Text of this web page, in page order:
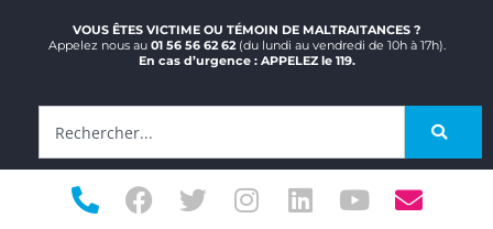
VOUS ÊTES VICTIME OU TÉMOIN DE MALTRAITANCES ?
Appelez nous au 01 56 56 62 62(du lundi au vendredi de 10h à 17h).
En cas d’urgence : APPELEZ le 119.